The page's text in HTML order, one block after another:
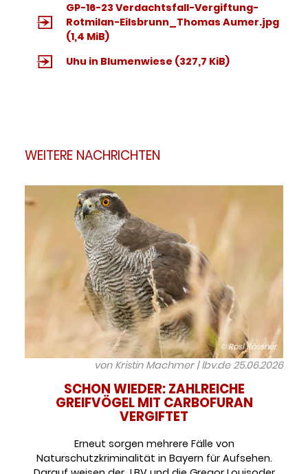
GP-16-23 Verdachtsfall-Vergiftung-
Rotmilan-Eilsbrunn_Thomas Aumer.jpg
(1,4 MiB)
Uhu in Blumenwiese (327,7 KiB)
WEITERE NACHRICHTEN
© Rosl Rössner
von Kristin Machmer | lbv.de25.06.2026
SCHON WIEDER: ZAHLREICHE
GREIFVÖGEL MIT CARBOFURAN
VERGIFTET
Erneut sorgen mehrere Fälle von
Naturschutzkriminalität in Bayern für Aufsehen.